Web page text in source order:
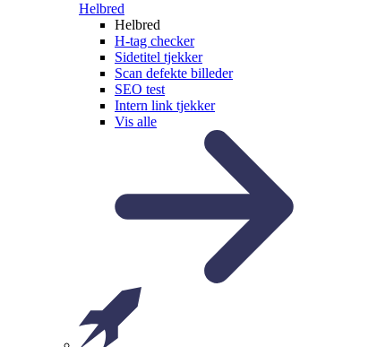
Helbred
Helbred
H-tag checker
Sidetitel tjekker
Scan defekte billeder
SEO test
Intern link tjekker
Vis alle